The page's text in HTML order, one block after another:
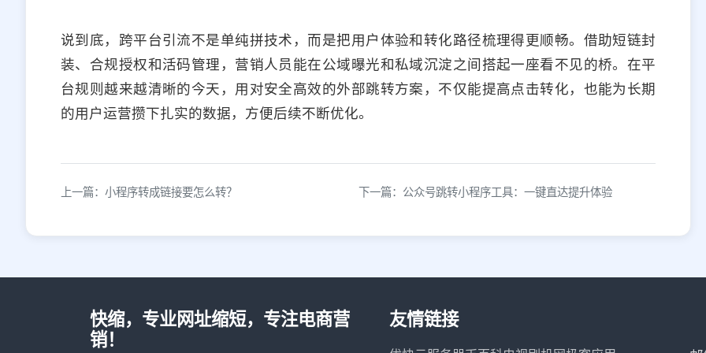
说到底，跨平台引流不是单纯拼技术，而是把用户体验和转化路径梳理得更顺畅。借助短链封
装、合规授权和活码管理，营销人员能在公域曝光和私域沉淀之间搭起一座看不见的桥。在平
台规则越来越清晰的今天，用对安全高效的外部跳转方案，不仅能提高点击转化，也能为长期
的用户运营攒下扎实的数据，方便后续不断优化。
上一篇：小程序转成链接要怎么转？ 下一篇：公众号跳转小程序工具：一键直达提升体验
快缩，专业网址缩短，专注电商营
销！
友情链接